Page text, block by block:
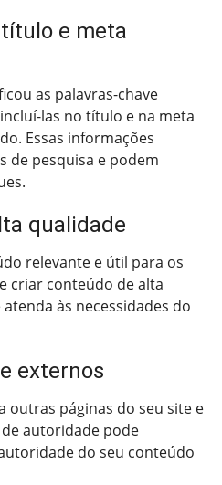
e meta
as palavras-chave
las no título e na meta
Essas informações
de pesquisa e podem
qualidade
relevante e útil para os
criar conteúdo de alta
às necessidades do
externos
outras páginas do seu site e
autoridade pode
do seu conteúdo